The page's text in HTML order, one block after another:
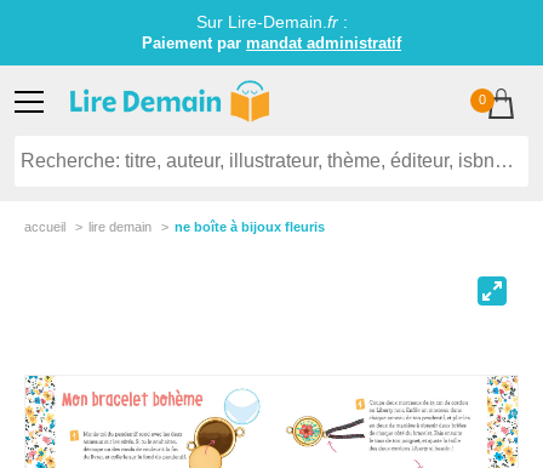
Sur Lire-Demain. fr:
Paiement par mandat administratif
0
accueil lire demain ne boîte à bijoux fleuris